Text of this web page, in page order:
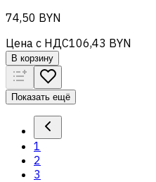
74,50 BYN
Цена с НДС106,43 BYN
В корзину
Показать ещё
1
2
3